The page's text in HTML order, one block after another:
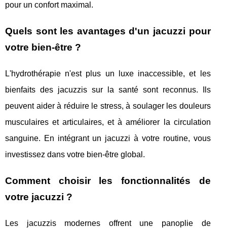
pour un confort maximal.
Quels sont les avantages d'un jacuzzi pour
votre bien-être ?
L'hydrothérapie n'est plus un luxe inaccessible, et les
bienfaits des jacuzzis sur la santé sont reconnus. Ils
peuvent aider à réduire le stress, à soulager les douleurs
musculaires et articulaires, et à améliorer la circulation
sanguine. En intégrant un jacuzzi à votre routine, vous
investissez dans votre bien-être global.
Comment choisir les fonctionnalités de
votre jacuzzi ?
Les jacuzzis modernes offrent une panoplie de